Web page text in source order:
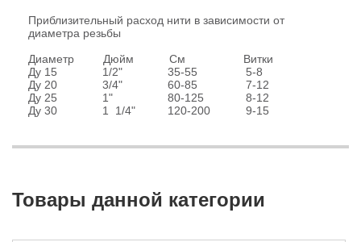
Приблизительный расход нити в зависимости от
диаметра резьбы
Диаметр Дюйм См Витки
Ду 15 1/2" 35-55 5-8
Ду 20 3/4" 60-85 7-12
Ду 25 1" 80-125 8-12
Ду 30 1 1/4" 120-200 9-15
Товары данной категории